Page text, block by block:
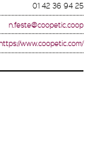
01 42 36 94 25
n.feste@coopetic.coop
www.coopetic.com/